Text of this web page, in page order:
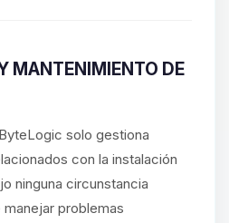
MANTENIMIENTO DE
solo gestiona
con la instalación
ninguna circunstancia
problemas